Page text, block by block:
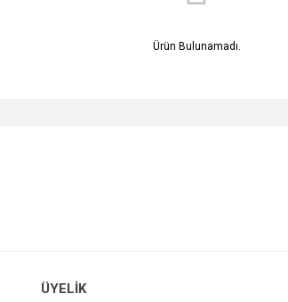
Ürün Bulunamadı.
ÜYELİK